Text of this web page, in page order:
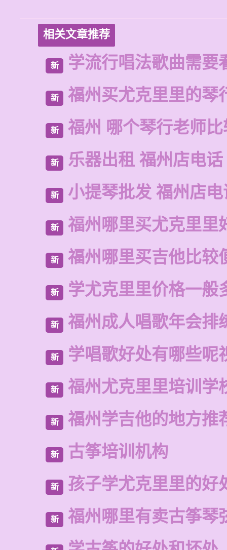
相关文章推荐
新 学流行唱法歌曲需要
新 福州买尤克里里的琴
新 福州 哪个琴行老师
新 乐器出租 福州店电话
新 小提琴批发 福州店
新 福州哪里买尤克里里
新 福州哪里买吉他比较
新 学尤克里里价格一般
新 福州成人唱歌年会排
新 学唱歌好处有哪些呢
新 福州尤克里里培训学
新 福州学吉他的地方推
新 古筝培训机构
新 孩子学尤克里里的好
新 福州哪里有卖古筝琴